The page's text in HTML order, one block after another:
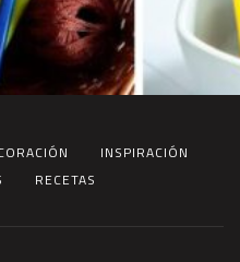
INSPIRACIÓN
RECETAS